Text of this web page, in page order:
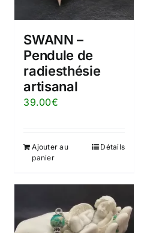
SWANN –
Pendule de
radiesthésie
artisanal
39.00€
Ajouter au
panier
Détails